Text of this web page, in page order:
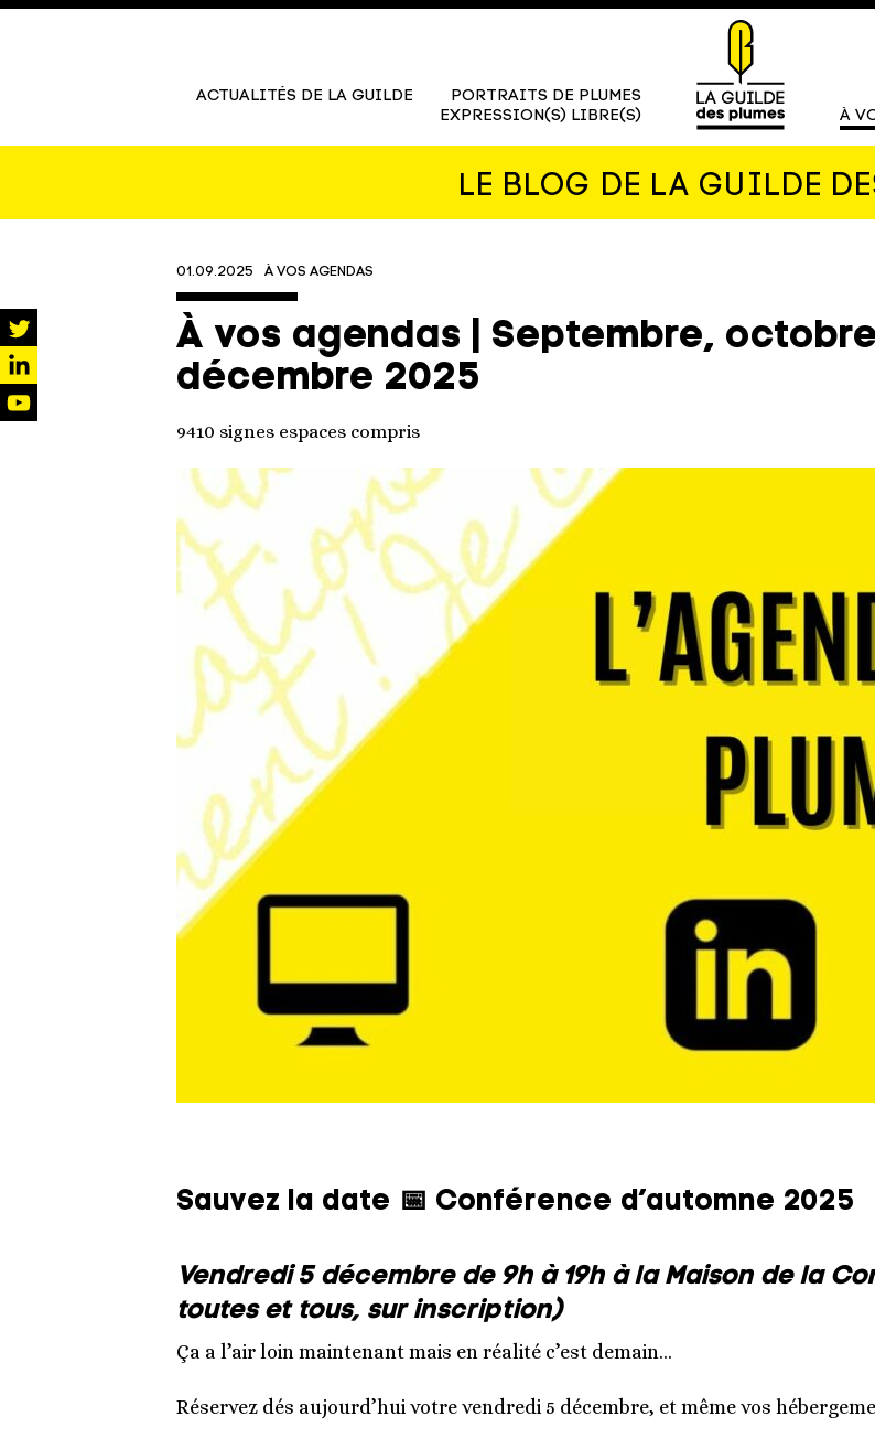
ACTUALITÉS DE LA GUILDE
PORTRAITS DE PLUMES
EXPRESSION(S) LIBRE(S)
À
LE BLOG DE LA GUILDE
01.09.2025 À VOS AGENDAS
À vos agendas | Septembre,
décembre 2025
9410 signes espaces compris
Sauvez la date 📅 Conférence d’automne 2025
Vendredi 5 décembre de 9h à 19h à la Maison de la
toutes et tous, sur inscription)
Ça a l’air loin maintenant mais en réalité c’est demain…
Réservez dés aujourd’hui votre vendredi 5 décembre, et même vos
twitter
linkedin